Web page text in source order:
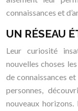
connaissances et
UN RÉSEAU
Leur curiosité
nouvelles choses
de connaissances
personnes,
nouveaux